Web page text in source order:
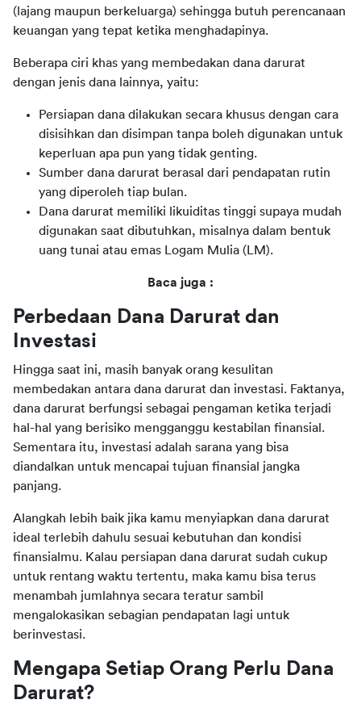
(lajang maupun berkeluarga) sehingga butuh perencanaan
keuangan yang tepat ketika menghadapinya.
Beberapa ciri khas yang membedakan dana darurat
dengan jenis dana lainnya, yaitu:
Persiapan dana dilakukan secara khusus dengan cara
disisihkan dan disimpan tanpa boleh digunakan untuk
keperluan apa pun yang tidak genting.
Sumber dana darurat berasal dari pendapatan rutin
yang diperoleh tiap bulan.
Dana darurat memiliki likuiditas tinggi supaya mudah
digunakan saat dibutuhkan, misalnya dalam bentuk
uang tunai atau emas Logam Mulia (LM).
Baca juga :
Perbedaan Dana Darurat dan
Investasi
Hingga saat ini, masih banyak orang kesulitan
membedakan antara dana darurat dan investasi. Faktanya,
dana darurat berfungsi sebagai pengaman ketika terjadi
hal-hal yang berisiko mengganggu kestabilan finansial.
Sementara itu, investasi adalah sarana yang bisa
diandalkan untuk mencapai tujuan finansial jangka
panjang.
Alangkah lebih baik jika kamu menyiapkan dana darurat
ideal terlebih dahulu sesuai kebutuhan dan kondisi
finansialmu. Kalau persiapan dana darurat sudah cukup
untuk rentang waktu tertentu, maka kamu bisa terus
menambah jumlahnya secara teratur sambil
mengalokasikan sebagian pendapatan lagi untuk
berinvestasi.
Mengapa Setiap Orang Perlu Dana
Darurat?